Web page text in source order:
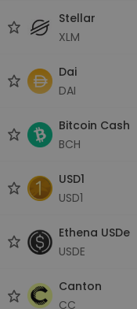
Stellar
XLM
Dai
DAI
Bitcoin Cash
BCH
USD1
USD1
Ethena USDe
USDE
Canton
CC